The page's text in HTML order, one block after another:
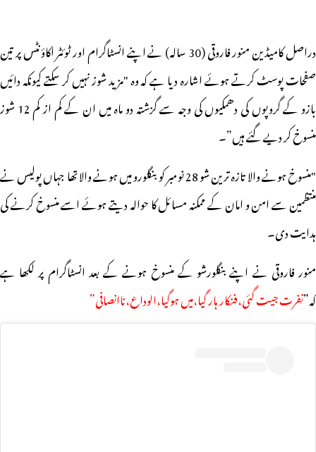
دراصل کامیڈین منور فاروقی (30 سالہ) نے اپنے انسٹاگرام اور ٹوئٹر اکاؤنٹس پر تین
صفحات پوسٹ کرتے ہوئے اشارہ دیا ہے کہ وہ "مزید شوز نہیں کر سکتے کیونکہ دائیں
بازو کے گروپوں کی دھمکیوں کی وجہ سے گزشتہ دو ماہ میں ان کے کم از کم 12 شوز
منسوخ کر دیے گئے ہیں”۔
"منسوخ ہونے والا تازہ ترین شو 28 نومبر کو بنگلورو میں ہونے والا تھا جہاں پولیس نے
منتظمین سے امن و امان کے ممکنہ مسائل کا حوالہ دیتے ہوئے اسے منسوخ کرنے کی
ہدایت دی۔
منور فاروقی نے اپنے بنگلورشو کے منسوخ ہونے کے بعد انسٹاگرام پر لکھا ہے
کہ”نفرت جیت گئی،فنکار ہار گیا،میں ہوگیا،الوداع،ناانصافی”